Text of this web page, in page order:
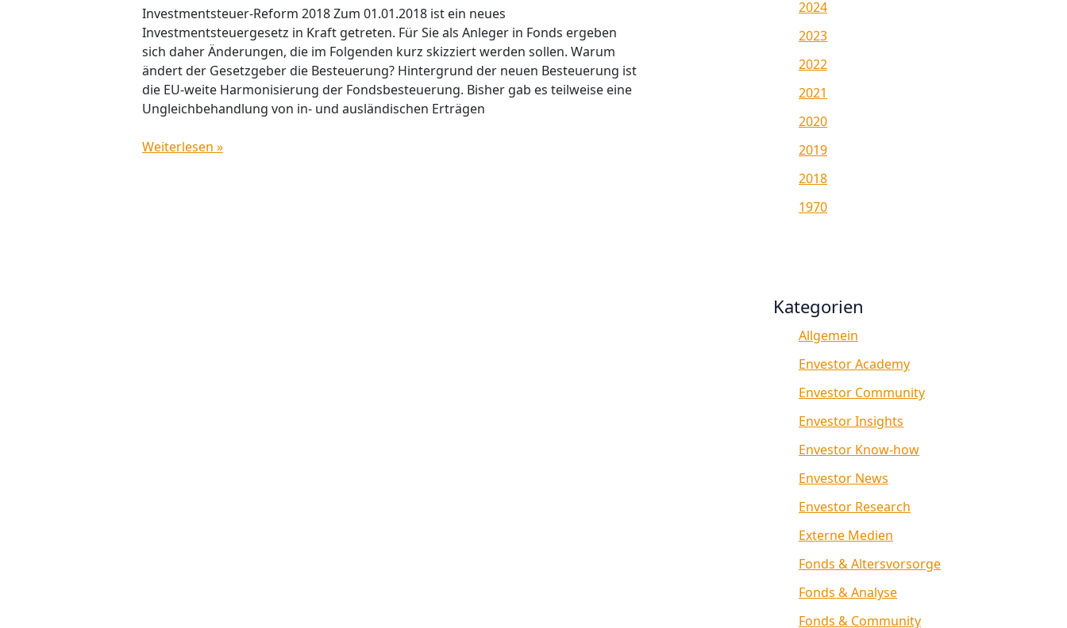
Investmentsteuer-Reform 2018 Zum 01.01.2018 ist ein neues
Investmentsteuergesetz in Kraft getreten. Für Sie als Anleger in Fonds ergeben
sich daher Änderungen, die im Folgenden kurz skizziert werden sollen. Warum
ändert der Gesetzgeber die Besteuerung? Hintergrund der neuen Besteuerung ist
die EU-weite Harmonisierung der Fondsbesteuerung. Bisher gab es teilweise eine
Ungleichbehandlung von in- und ausländischen Erträgen
Weiterlesen »
2024
2023
2022
2021
2020
2019
2018
1970
Kategorien
Allgemein
Envestor Academy
Envestor Community
Envestor Insights
Envestor Know-how
Envestor News
Envestor Research
Externe Medien
Fonds & Altersvorsorge
Fonds & Analyse
Fonds & Community